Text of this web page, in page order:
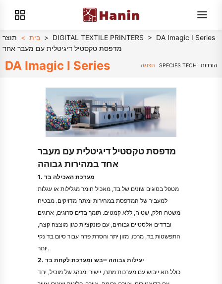
בית > תוצר > DIGITAL TEXTILE PRINTERS > DA Imagic I Series
מדפסת טקסטיל דיגיטלית עם מעבר אחד
DA Imagic I Series תצוגה SPECIES TECH הורדות
מדפסת טקסטיל דיגיטלית עם מעבר
אחד במהירות גבוהה
1. מערכת האכילה בד
מטפל בסוגים שונים של בד, מאכיל חומר מגלילות או עגלות
למעביר של המדפסת במהירות ומתח מדויקים. מבטיח
משטח חלק, שטוח, ללא קמטים. תומך בדים סרוגים, ארוגים
ובדדים אלסטיים גבוהים, עם פונקציות כגון מוצצה קצה,
התפשטות בד, מרכז, מזון יתר והסרת פרח עבור סיום בד נקי
יותר.
2. יעילות גבוהה ייבש ומערכת לקחת בד
כולל תא ייבוש עם מערכות מתח, יישור ומנהג של מוביל, יחד